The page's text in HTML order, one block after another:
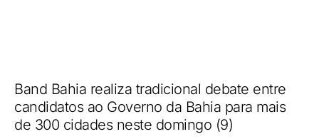
Band Bahia realiza tradicional debate entre
candidatos ao Governo da Bahia para mais
de 300 cidades neste domingo (9)